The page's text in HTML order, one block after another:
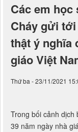
Các em
Cháy gửi
thật ý nghĩa
giáo Việt
Thứ ba - 23/11/2021
Trong bối cảnh dịch
39 năm ngày nhà